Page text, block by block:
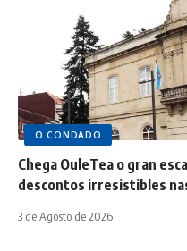
O CONDADO
Chega OuleTea o gran
descontos irresistibles
3 de Agosto de 2026